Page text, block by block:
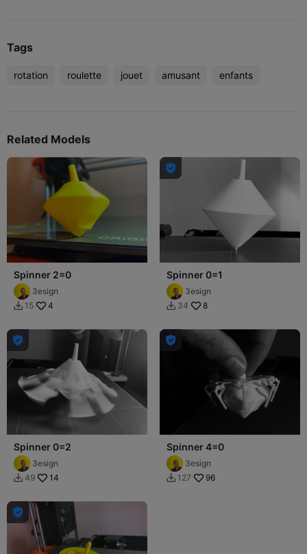
Tags
rotation roulette jouet amusant enfants
Related Models
Spinner 2=0
3esign
 15 4

Spinner 0=1
3esign
 34 8

Spinner 0=2
3esign
 49 14

Spinner 4=0
3esign
 127 96
